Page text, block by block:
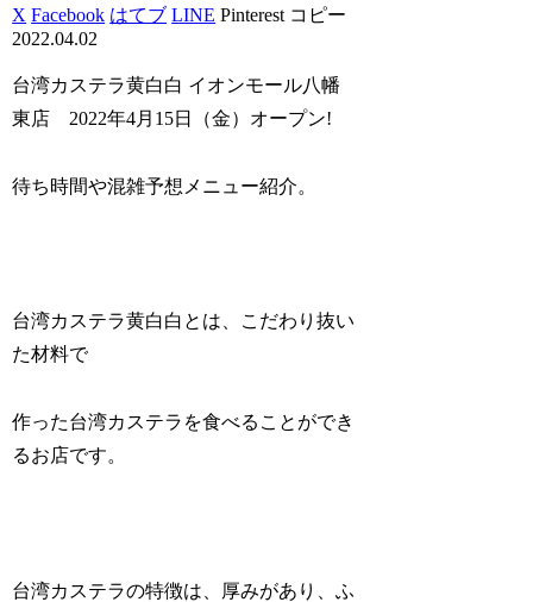
X Facebook はてブ LINE Pinterest コピー
2022.04.02
台湾カステラ黄白白 イオンモール八幡
東店 2022年4月15日（金）オープン!
待ち時間や混雑予想メニュー紹介。
台湾カステラ黄白白とは、こだわり抜い
た材料で
作った台湾カステラを食べることができ
るお店です。
台湾カステラの特徴は、厚みがあり、ふ